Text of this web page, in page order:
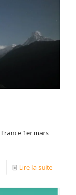
1er mars
Lire la suite